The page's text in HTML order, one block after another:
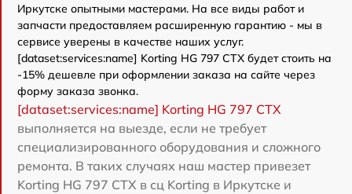
Иркутске опытными мастерами. На все виды работ и
запчасти предоставляем расширенную гарантию - мы в
сервисе уверены в качестве наших услуг.
[dataset:services:name] Korting HG 797 CTX будет стоить на
-15% дешевле при оформлении заказа на сайте через
форму заказа звонка.
[dataset:services:name] Korting HG 797 CTX
выполняется на выезде, если не требует
специализированного оборудования и сложного
ремонта. В таких случаях наш мастер привезет
Korting HG 797 CTX в сц Korting в Иркутске и